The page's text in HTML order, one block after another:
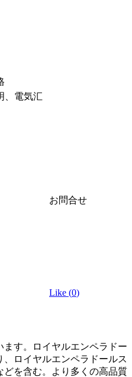
、電気汇
お問合せ
Like (0)
す。ロイヤルエンペラドー
ロイヤルエンペラドールス
を含む。より多くの高品質